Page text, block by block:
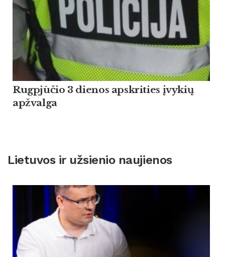
Rugpjūčio 3 dienos apskrities įvykių
apžvalga
Lietuvos ir užsienio naujienos